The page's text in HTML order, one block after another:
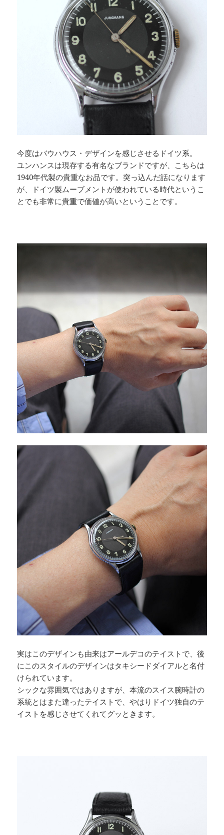
今度はバウハウス・デザインを感じさせるドイツ系。
ユンハンスは現存する有名なブランドですが、こちらは
1940年代製の貴重なお品です。突っ込んだ話になります
が、ドイツ製ムーブメントが使われている時代というこ
とでも非常に貴重で価値が高いということです。
実はこのデザインも由来はアールデコのテイストで、後
にこのスタイルのデザインはタキシードダイアルと名付
けられています。
シックな雰囲気ではありますが、本流のスイス腕時計の
系統とはまた違ったテイストで、やはりドイツ独自のテ
イストを感じさせてくれてグッときます。